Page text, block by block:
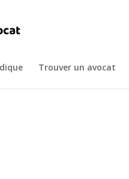
Trouver un avocat